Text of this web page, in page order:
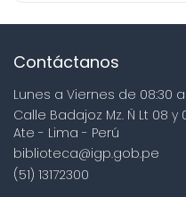
Contáctanos
Lunes a Viernes de 08:30 a
Calle Badajoz Mz. Ñ Lt 08
Ate - Lima - Perú
biblioteca@igp.gob.pe
(51) 13172300